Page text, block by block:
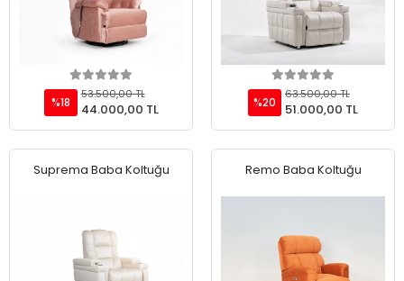
Add to cart
%18
53.500,00 TL
44.000,00 TL
Add to cart
%20
63.500,00 TL
51.000,00 TL
Suprema Baba Koltuğu Remo Baba Koltuğu